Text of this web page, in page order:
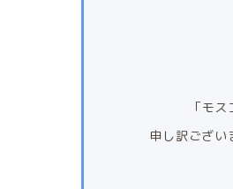
「モ
申し訳ござ